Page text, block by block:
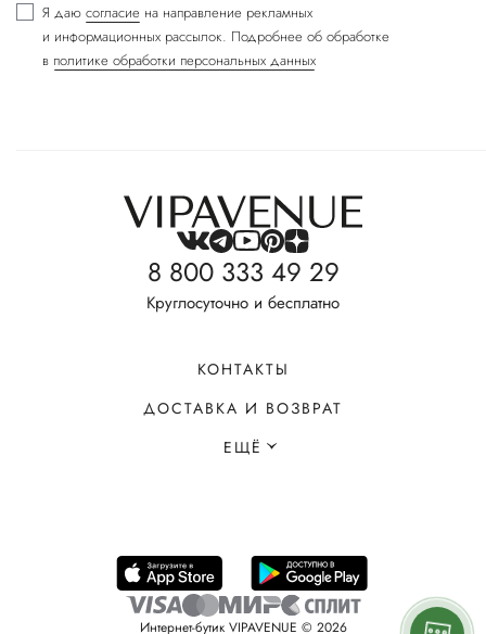
Я даю согласие на направление рекламных
и информационных рассылок. Подробнее об обработке
в политике обработки персональных данных
8 800 333 49 29
Круглосуточно и бесплатно
КОНТАКТЫ
ДОСТАВКА И ВОЗВРАТ
ЕЩЁ
Интернет-бутик VIPAVENUE © 2026